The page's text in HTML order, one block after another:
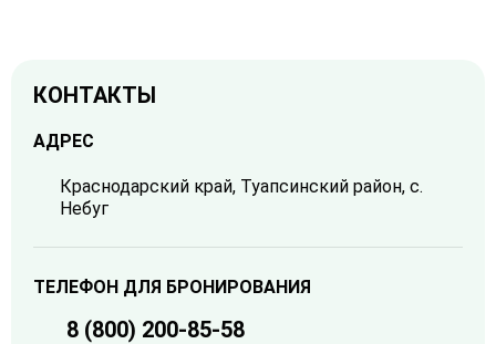
КОНТАКТЫ
АДРЕС
Краснодарский край, Туапсинский район, с.
Небуг
ТЕЛЕФОН ДЛЯ БРОНИРОВАНИЯ
8 (800) 200-85-58